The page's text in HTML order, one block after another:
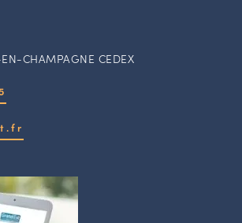
CHAMPAGNE CEDEX